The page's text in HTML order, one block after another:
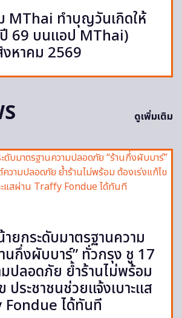
MThai ทำบุญวันเกิดให้
69 บนแอป MThai)
งหาคม 2569
ดูเพิ่มเติม
ยกระดับมาตรฐานความ
นกึ่งผับบาร์” ทั่วกรุง ชู 17
ปลอดภัย ย้ำร้านไม่พร้อม
ประชาชนช่วยแจ้งเบาะแส
ได้ทันที